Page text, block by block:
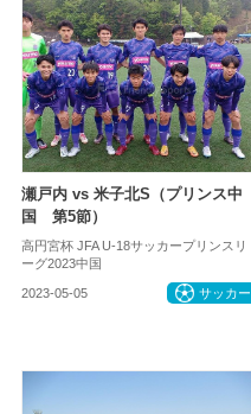
瀬戸内 vs 米子北S（プリンス中
国 第5節）
高円宮杯 JFA U-18サッカープリンスリ
ーグ2023中国
2023-05-05 サッカー